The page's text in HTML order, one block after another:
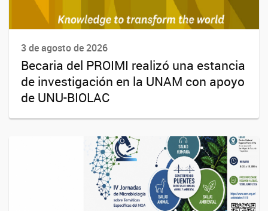
3 de agosto de 2026
Becaria del PROIMI realizó una estancia
de investigación en la UNAM con apoyo
de UNU-BIOLAC